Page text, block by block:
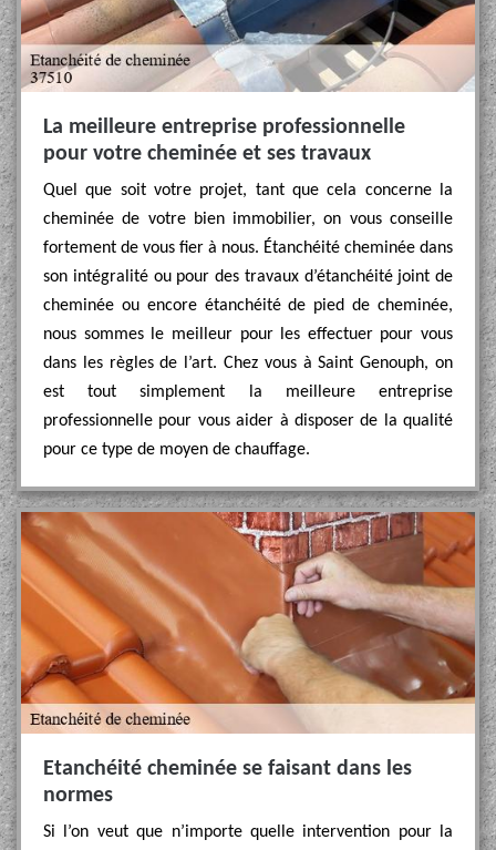
La meilleure entreprise professionnelle
pour votre cheminée et ses travaux
Quel que soit votre projet, tant que cela concerne la
cheminée de votre bien immobilier, on vous conseille
fortement de vous fier à nous. Étanchéité cheminée dans
son intégralité ou pour des travaux d’étanchéité joint de
cheminée ou encore étanchéité de pied de cheminée,
nous sommes le meilleur pour les effectuer pour vous
dans les règles de l’art. Chez vous à Saint Genouph, on
est tout simplement la meilleure entreprise
professionnelle pour vous aider à disposer de la qualité
pour ce type de moyen de chauffage.
Etanchéité cheminée se faisant dans les
normes
Si l’on veut que n’importe quelle intervention pour la